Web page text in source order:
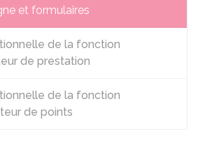
et formulaires
de la fonction
de prestation
de la fonction
de points